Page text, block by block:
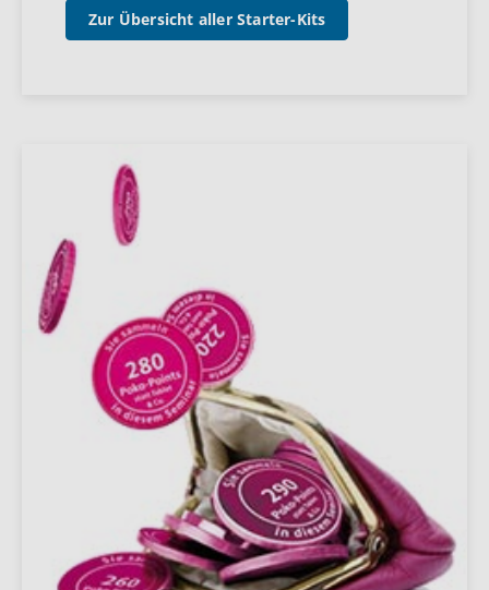
Zur Übersicht aller Starter-Kits